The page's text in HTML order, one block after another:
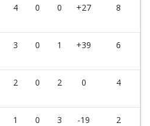
4 0 0 +27 8
3 0 1 +39 6
2 0 2 0 4
1 0 3 -19 2